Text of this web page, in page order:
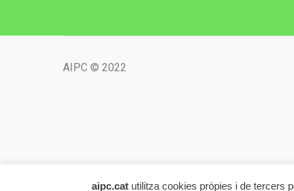
AIPC © 2022
aipc.catutilitza cookies pròpies i de tercers